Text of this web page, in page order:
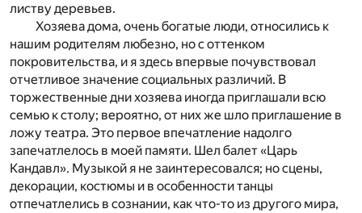
листву деревьев.
Хозяева дома, очень богатые люди, относились к
нашим родителям любезно, но с оттенком
покровительства, и я здесь впервые почувствовал
отчетливое значение социальных различий. В
торжественные дни хозяева иногда приглашали всю
семью к столу; вероятно, от них же шло приглашение в
ложу театра. Это первое впечатление надолго
запечатлелось в моей памяти. Шел балет «Царь
Кандавл». Музыкой я не заинтересовался; но сцены,
декорации, костюмы и в особенности танцы
отпечатлелись в сознании, как что-то из другого мира,